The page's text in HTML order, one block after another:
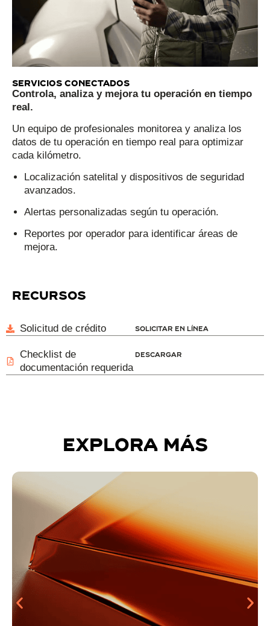
Servicios conectados
Controla, analiza y mejora tu operación en tiempo
real.
Un equipo de profesionales monitorea y analiza los
datos de tu operación en tiempo real para optimizar
cada kilómetro.
Localización satelital y dispositivos de seguridad
avanzados.
Alertas personalizadas según tu operación.
Reportes por operador para identificar áreas de
mejora.
recursos
Solicitud de crédito Solicitar en línea
Checklist de
documentación requerida
Descargar
explora más